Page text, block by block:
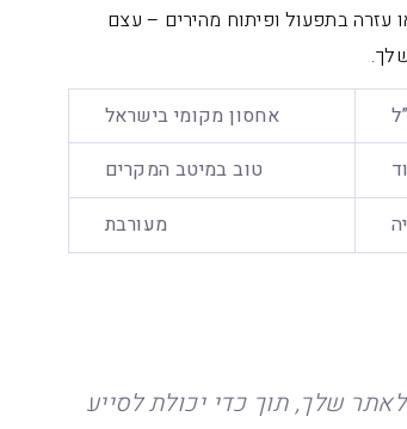
עזרה בתפעול ופיתוח מהירים – עצם
אחסון מקומי בישראל
טוב במיטב המקרים
מעורבת
שלך, תוך כדי יכולת לסייע